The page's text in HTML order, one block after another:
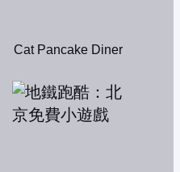
Cat Pancake Diner